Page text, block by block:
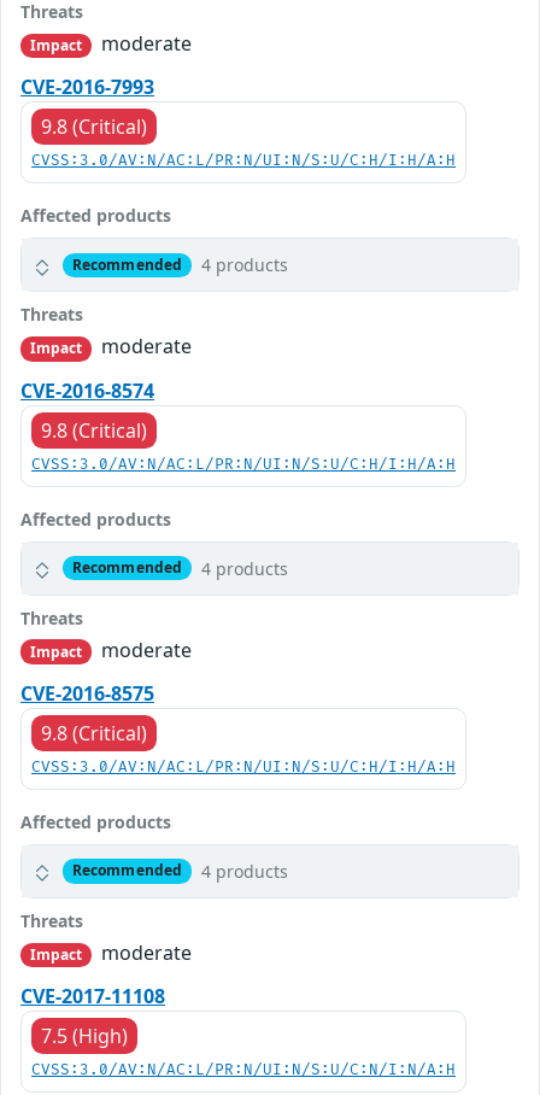
Threats
Impact
moderate
CVE-2016-7993
9.8 (Critical)
CVSS:3.0/AV:N/AC:L/PR:N/UI:N/S:U/C:H/I:H/A:H
Affected products
Recommended 4 products
Threats
Impact
moderate
CVE-2016-8574
9.8 (Critical)
CVSS:3.0/AV:N/AC:L/PR:N/UI:N/S:U/C:H/I:H/A:H
Affected products
Recommended 4 products
Threats
Impact
moderate
CVE-2016-8575
9.8 (Critical)
CVSS:3.0/AV:N/AC:L/PR:N/UI:N/S:U/C:H/I:H/A:H
Affected products
Recommended 4 products
Threats
Impact
moderate
CVE-2017-11108
7.5 (High)
CVSS:3.0/AV:N/AC:L/PR:N/UI:N/S:U/C:N/I:N/A:H